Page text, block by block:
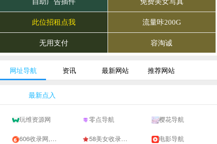
网址导航 资讯 最新网站 推荐网站
最新点入
玩维资源网 零点导航 樱花导航
606收录网,免费自动秒收录网址,提供自动收录,网站导航大全源码,自动链,友情链接交换。 58美女收录网-自动收录网站-流量交换-自动链 电影导航